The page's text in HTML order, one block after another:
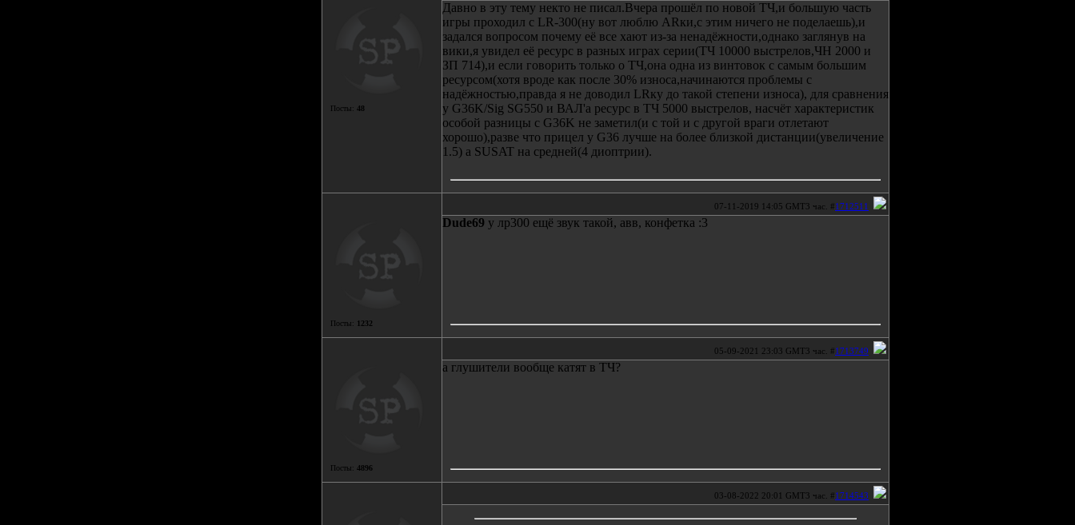
Посты: 48
Давно в эту тему некто не писал.Вчера прошёл по новой ТЧ,и большую часть
игры проходил с LR-300(ну вот люблю ARки,с этим ничего не поделаешь),и
задался вопросом почему её все хают из-за ненадёжности,однако заглянув на
вики,я увидел её ресурс в разных играх серии(ТЧ 10000 выстрелов,ЧН 2000 и
ЗП 714),и если говорить только о ТЧ,она одна из винтовок с самым большим
ресурсом(хотя вроде как после 30% износа,начинаются проблемы с
надёжностью,правда я не доводил LRку до такой степени износа), для сравнения
у G36K/Sig SG550 и ВАЛ'а ресурс в ТЧ 5000 выстрелов, насчёт характеристик
особой разницы с G36K не заметил(и с той и с другой враги отлетают
хорошо),разве что прицел у G36 лучше на более близкой дистанции(увеличение
1.5) а SUSAT на средней(4 диоптрии).
Посты: 1232
07-11-2019 14:05 GMT3 час. #1712511
Dude69 у лр300 ещё звук такой, авв, конфетка :3
Посты: 4896
05-09-2021 23:03 GMT3 час. #1713749
а глушители вообще катят в ТЧ?
03-08-2022 20:01 GMT3 час. #1714543